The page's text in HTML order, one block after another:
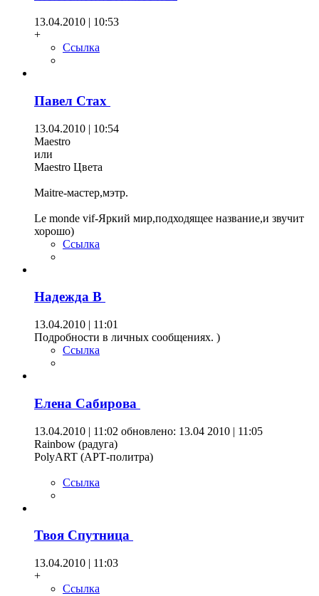
13.04.2010 | 10:53
+
Ссылка
Павел Стах
13.04.2010 | 10:54
Maestro
или
Maestro Цвета
Maitre-мастер,мэтр.
Le monde vif-Яркий мир,подходящее название,и звучит
хорошо)
Ссылка
Надежда В
13.04.2010 | 11:01
Подробности в личных сообщениях. )
Ссылка
Елена Сабирова
13.04.2010 | 11:02 обновлено: 13.04 2010 | 11:05
Rainbow (радуга)
PolyART (АРТ-политра)
Ссылка
Твоя Спутница
13.04.2010 | 11:03
+
Ссылка